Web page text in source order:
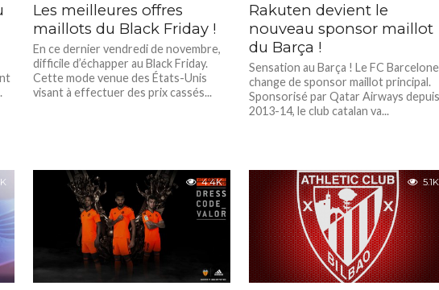
Les meilleures offres
maillots du Black Friday !
En ce dernier vendredi de novembre,
difficile d’échapper au Black Friday.
Cette mode venue des États-Unis
visant à effectuer des prix cassés...
Rakuten devient le
nouveau sponsor maillot
du Barça !
Sensation au Barça ! Le FC Barcelone
change de sponsor maillot principal.
Sponsorisé par Qatar Airways
2013-14, le club catalan va...
4.4K 5.1K